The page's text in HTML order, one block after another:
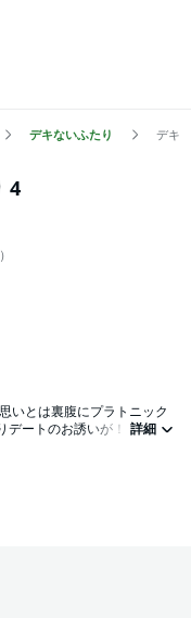
デキないふたり デキ
4
）
いとは裏腹にプラトニック
デートのお誘いが！ 心の底
詳細